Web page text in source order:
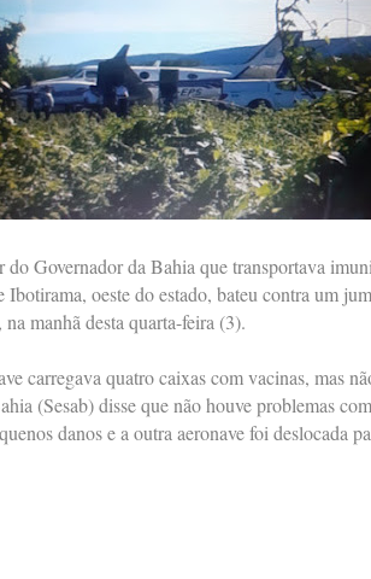
Governador da Bahia que transportava
Ibotirama, oeste do estado, bateu contra um
manhã desta quarta-feira (3).
carregava quatro caixas com vacinas, mas
(Sesab) disse que não houve problemas
danos e a outra aeronave foi deslocada